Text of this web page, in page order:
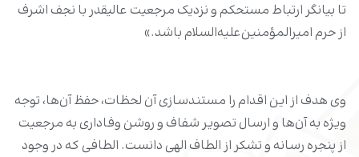
تا بیانگر ارتباط مستحکم و نزدیک مرجعیت عالیقدر با نجف اشرف
از حرم امیرالمؤمنین‌علیه‌السلام باشد.»
وی هدف از این اقدام را مستندسازی آن لحظات، حفظ آن‌ها، توجه
ویژه به آن‌ها و ارسال تصویر شفاف و روشن وفاداری به مرجعیت
از پنجره رسانه و تشکر از الطاف الهی دانست. الطافی که در وجود